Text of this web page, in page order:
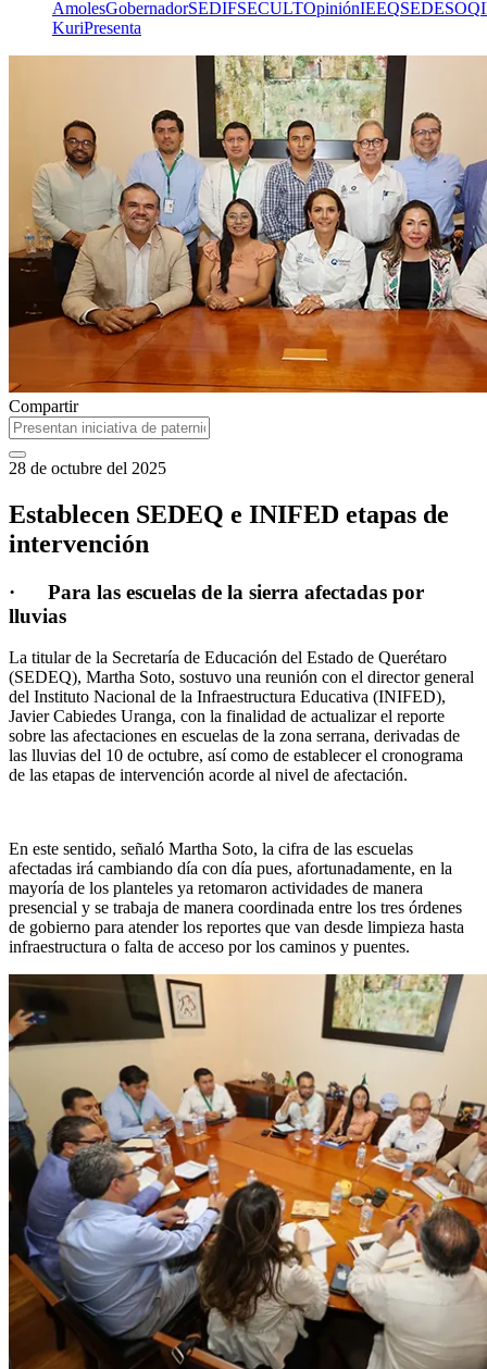
AmolesGobernadorSEDIFSECULTOpiniónIEEQSEDESOQ
KuriPresenta
Compartir
28 de octubre del 2025
Establecen SEDEQ e INIFED etapas de
intervención
· Para las escuelas de la sierra afectadas por
lluvias
La titular de la Secretaría de Educación del Estado de Querétaro
(SEDEQ), Martha Soto, sostuvo una reunión con el director general
del Instituto Nacional de la Infraestructura Educativa (INIFED),
Javier Cabiedes Uranga, con la finalidad de actualizar el reporte
sobre las afectaciones en escuelas de la zona serrana, derivadas de
las lluvias del 10 de octubre, así como de establecer el cronograma
de las etapas de intervención acorde al nivel de afectación.
En este sentido, señaló Martha Soto, la cifra de las escuelas
afectadas irá cambiando día con día pues, afortunadamente, en la
mayoría de los planteles ya retomaron actividades de manera
presencial y se trabaja de manera coordinada entre los tres órdenes
de gobierno para atender los reportes que van desde limpieza hasta
infraestructura o falta de acceso por los caminos y puentes.